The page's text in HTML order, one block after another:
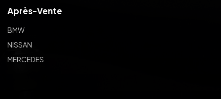
Après-Vente
BMW
NISSAN
MERCEDES